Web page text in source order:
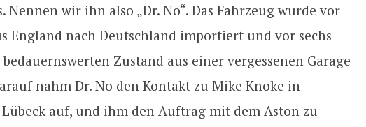
Nennen wir ihn also „Dr. No“. Das Fahrzeug wurde vor
England nach Deutschland importiert und vor sechs
Zustand aus einer vergessenen Garage
nahm Dr. No den Kontakt zu Mike Knoke in
auf, und ihm den Auftrag mit dem Aston zu